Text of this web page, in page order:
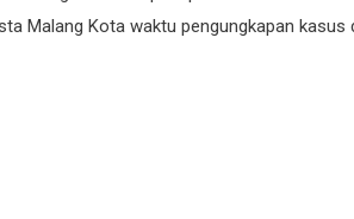
Malang Kota waktu pengungkapan